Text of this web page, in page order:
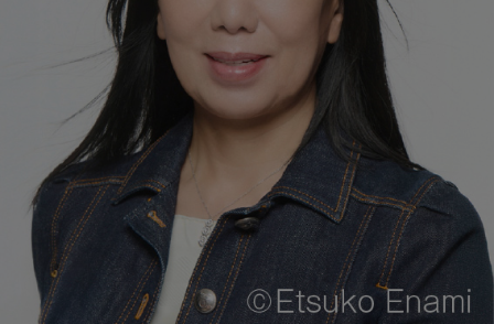
JAPANESE ENGLISH